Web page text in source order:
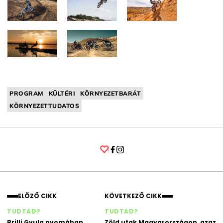
PROGRAM KÜLTÉRI
KÖRNYEZETBARÁT
KÖRNYEZETTUDATOS
ELŐZŐ CIKK
TUDTAD?
KÖVETKEZŐ CIKK
TUDTAD?